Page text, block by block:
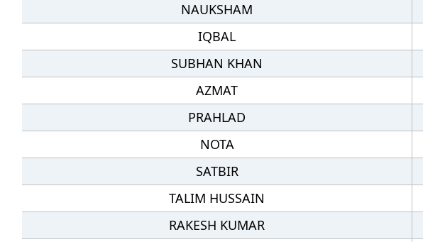
NAUKSHAM
IQBAL
SUBHAN KHAN
AZMAT
PRAHLAD
NOTA
SATBIR
TALIM HUSSAIN
RAKESH KUMAR